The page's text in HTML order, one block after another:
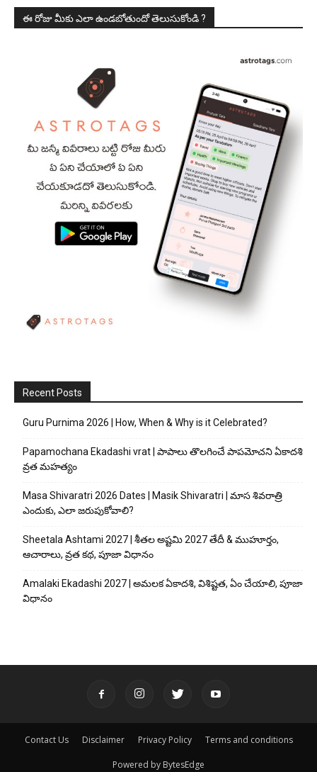
ఈ రోజు మీకు ఎలా ఉండబోతుందో తెలుసుకోండి ?
Recent Posts
Guru Purnima 2026 | How, When & Why is it Celebrated?
Papamochana Ekadashi vrat | పాపాలు తొలగించే పాపమోచని ఏకాదశి
వ్రత మహత్యం
Masa Shivaratri 2026 Dates | Masik Shivaratri | మాస శివరాత్రి
ఎందుకు, ఎలా జరుపుకోవాలి?
Sheetala Ashtami 2027 | శీతల అష్టమి 2027 తేదీ & ముహూర్తం,
ఆచారాలు, వ్రత కథ, పూజా విధానం
Amalaki Ekadashi 2027 | అమలక ఏకాదశి, విశిష్టత, ఏం చేయాలి, పూజా
విధానం
Contact Us Disclaimer Privacy Policy Terms and conditions
Powered by BytesEdge